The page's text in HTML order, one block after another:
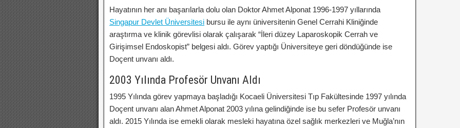
Hayatının her anı başarılarla dolu olan Doktor Ahmet Alponat 1996-1997 yıllarında
Singapur Devlet Üniversitesi bursu ile aynı üniversitenin Genel Cerrahi Kliniğinde
araştırma ve klinik görevlisi olarak çalışarak “İleri düzey Laparoskopik Cerrah ve
Girişimsel Endoskopist” belgesi aldı. Görev yaptığı Üniversiteye geri döndüğünde ise
Doçent unvanı aldı.
2003 Yılında Profesör Unvanı Aldı
1995 Yılında görev yapmaya başladığı Kocaeli Üniversitesi Tıp Fakültesinde 1997 yılında
Doçent unvanı alan Ahmet Alponat 2003 yılına gelindiğinde ise bu sefer Profesör unvanı
aldı. 2015 Yılında ise emekli olarak mesleki hayatına özel sağlık merkezleri ve Muğla’nın